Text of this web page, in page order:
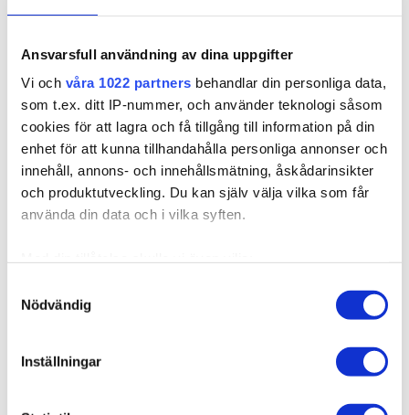
Ansvarsfull användning av dina uppgifter
Vi och våra 1022 partners behandlar din personliga data,
som t.ex. ditt IP-nummer, och använder teknologi såsom
cookies för att lagra och få tillgång till information på din
enhet för att kunna tillhandahålla personliga annonser och
innehåll, annons- och innehållsmätning, åskådarinsikter
och produktutveckling. Du kan själv välja vilka som får
använda din data och i vilka syften.
kan ha en noggrannhet på upp till flera meter
Ta reda på mer om hur dina personliga uppgifter
Nödvändig
Inställningar
Poze Premium Keratin Extensions Beach Blonde
11V - 70cm -50g
Finns i fler varianter
Poze Premium Keratin Extensions är en permanent
hårförlängningsmetod som uppf...